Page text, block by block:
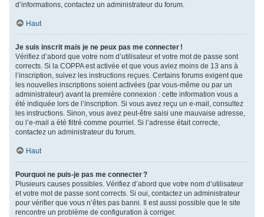
d’informations, contactez un administrateur du forum.
Haut
Je suis inscrit mais je ne peux pas me connecter !
Vérifiez d’abord que votre nom d’utilisateur et votre mot de passe sont
corrects. Si la COPPA est activée et que vous aviez moins de 13 ans à
l’inscription, suivez les instructions reçues. Certains forums exigent que
les nouvelles inscriptions soient activées (par vous-même ou par un
administrateur) avant la première connexion : cette information vous a
été indiquée lors de l’inscription. Si vous avez reçu un e-mail, consultez
les instructions. Sinon, vous avez peut-être saisi une mauvaise adresse,
ou l’e-mail a été filtré comme pourriel. Si l’adresse était correcte,
contactez un administrateur du forum.
Haut
Pourquoi ne puis-je pas me connecter ?
Plusieurs causes possibles. Vérifiez d’abord que votre nom d’utilisateur
et votre mot de passe sont corrects. Si oui, contactez un administrateur
pour vérifier que vous n’êtes pas banni. Il est aussi possible que le site
rencontre un problème de configuration à corriger.